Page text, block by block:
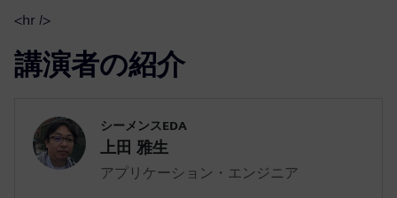
<hr />
講演者の紹介
シーメンスEDA
上田 雅生
アプリケーション・エンジニア